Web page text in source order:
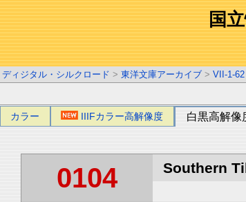
国
ディジタル・シルクロード > 東洋文庫アーカイブ > VII-1-62
カラー IIIFカラー高解像度 白黒高解像
0104 Southern